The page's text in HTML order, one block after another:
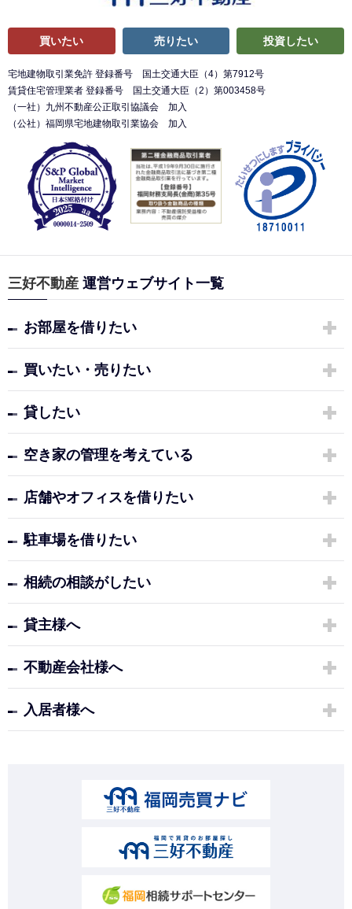
買いたい 売りたい 投資したい
宅地建物取引業免許 登録番号 国土交通大臣（4）第7912号
賃貸住宅管理業者 登録番号 国土交通大臣（2）第003458号
（一社）九州不動産公正取引協議会 加入
（公社）福岡県宅地建物取引業協会 加入
三好不動産 運営ウェブサイト一覧
お部屋を借りたい
買いたい・売りたい
貸したい
空き家の管理を考えている
店舗やオフィスを借りたい
駐車場を借りたい
相続の相談がしたい
貸主様へ
不動産会社様へ
入居者様へ